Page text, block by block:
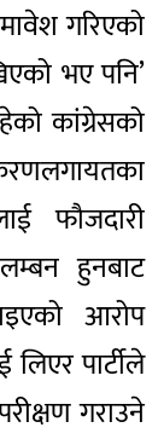
गरिएको
भए पनि’
कांग्रेसको
फौजदारी
हुनबाट
आरोप
पार्टीले
गराउने